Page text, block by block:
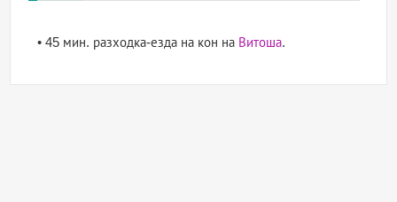
• 45 мин. разходка-езда на кон на Витоша.